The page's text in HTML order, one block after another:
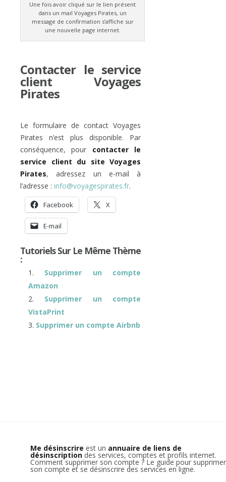
Une fois avoir cliqué sur le lien présent
dans un mail Voyages Pirates, un
message de confirmation s’affiche sur
une nouvelle page internet.
Contacter le service
client Voyages
Pirates
Le formulaire de contact Voyages
Pirates n’est plus disponible. Par
conséquence, pour contacter le
service client du site Voyages
Pirates, adressez un e-mail à
l’adresse : info@voyagespirates.fr.
Facebook X
E-mail
Tutoriels Sur Le Même Thème
:
Supprimer un compte
Amazon
Supprimer un compte
VistaPrint
Supprimer un compte Airbnb
Me désinscrire est un annuaire de liens de
désinscription des services, comptes et profils internet.
Comment supprimer son compte ? Le guide pour supprimer
son compte et se désinscrire des services en ligne.